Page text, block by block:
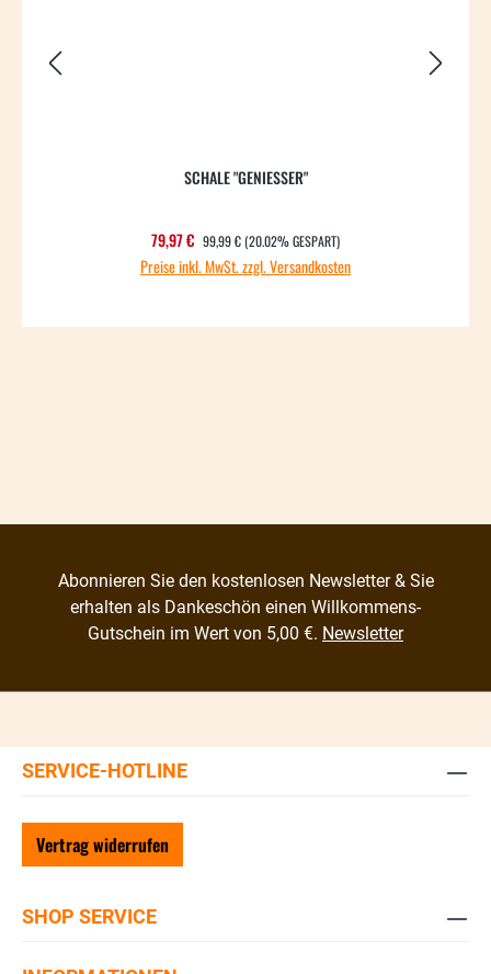
SCHALE "GENIESSER"
Verkaufspreis:
79,97 € REGULÄRER PREIS:
99,99 €(20.02% GESPART)
Preise inkl. MwSt. zzgl. Versandkosten
Abonnieren Sie den kostenlosen Newsletter & Sie
erhalten als Dankeschön einen Willkommens-
Gutschein im Wert von 5,00 €. Newsletter
SERVICE-HOTLINE
Vertrag widerrufen
SHOP SERVICE